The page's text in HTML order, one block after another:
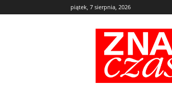
piątek, 7 sierpnia, 2026